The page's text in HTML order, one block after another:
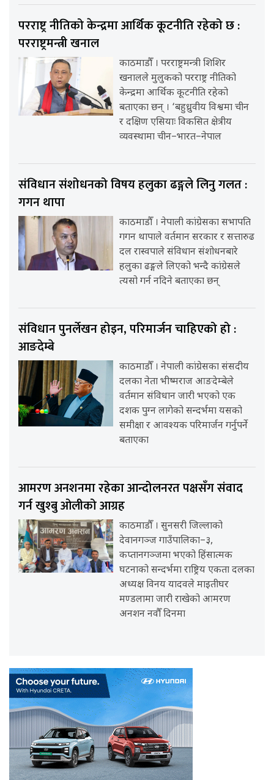
परराष्ट्र नीतिको केन्द्रमा आर्थिक कूटनीति रहेको छ :
परराष्ट्रमन्त्री खनाल
काठमाडौँ । परराष्ट्रमन्त्री शिशिर
खनालले मुलुकको परराष्ट्र नीतिको
केन्द्रमा आर्थिक कूटनीति रहेको
बताएका छन् । ‘बहुध्रुवीय विश्वमा चीन
र दक्षिण एसियाः विकसित क्षेत्रीय
व्यवस्थामा चीन–भारत–नेपाल
संविधान संशोधनको विषय हलुका ढङ्गले लिनु गलत :
गगन थापा
काठमाडौँ । नेपाली कांग्रेसका सभापति
गगन थापाले वर्तमान सरकार र सत्तारुढ
दल रास्वपाले संविधान संशोधनबारे
हलुका ढङ्गले लिएको भन्दै कांग्रेसले
त्यसो गर्न नदिने बताएका छन्
संविधान पुनर्लेखन होइन, परिमार्जन चाहिएको हो :
आङदेम्बे
काठमाडौँ । नेपाली कांग्रेसका संसदीय
दलका नेता भीष्मराज आङदेम्बेले
वर्तमान संविधान जारी भएको एक
दशक पुग्न लागेको सन्दर्भमा यसको
समीक्षा र आवश्यक परिमार्जन गर्नुपर्ने
बताएका
आमरण अनशनमा रहेका आन्दोलनरत पक्षसँग संवाद
गर्न खुश्बु ओलीको आग्रह
काठमाडौँ । सुनसरी जिल्लाको
देवानगञ्ज गाउँपालिका–३,
कप्तानगञ्जमा भएको हिंसात्मक
घटनाको सन्दर्भमा राष्ट्रिय एकता दलका
अध्यक्ष विनय यादवले माइतीघर
मण्डलामा जारी राखेको आमरण
अनशन नवौँ दिनमा